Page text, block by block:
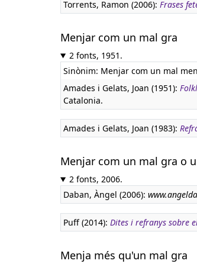
Torrents, Ramon (2006): Frases
Menjar com un mal gra
2 fonts, 1951.
Sinònim: Menjar com un mal
Amades i Gelats, Joan (1951):
Catalonia.
Amades i Gelats, Joan (1983):
Menjar com un mal gra o
2 fonts, 2006.
Daban, Àngel (2006):
Puff (2014): Dites i refranys sobre
Menja més qu'un mal gra